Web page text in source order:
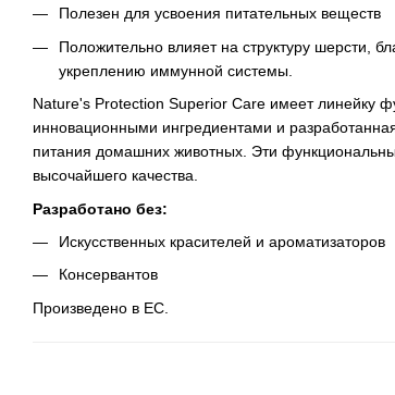
Полезен для усвоения питательных веществ
Положительно влияет на структуру шерсти,
укреплению иммунной системы.
Nature's Protection Superior Care имеет линейку
инновационными ингредиентами и
питания домашних животных. Эти
высочайшего качества.
Разработано без:
Искусственных красителей и ароматизаторов
Консервантов
Произведено в ЕС.